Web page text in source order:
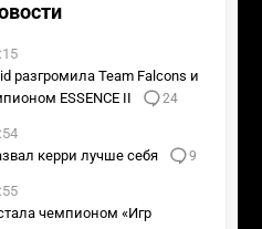
разгромила Team Falcons и
ESSENCE II
24
керри лучше себя
9
чемпионом «Игр